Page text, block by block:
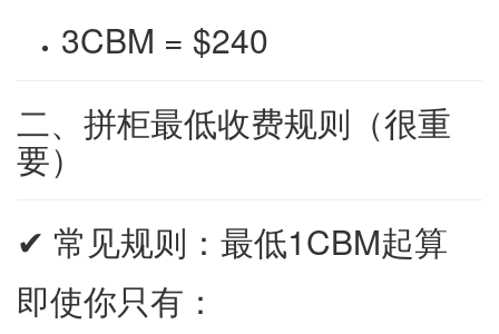
3CBM = $240
二、拼柜最低收费规则（很重
要）
✔ 常见规则：最低1CBM起算
即使你只有：